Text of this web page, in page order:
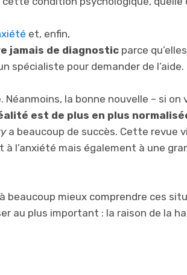
et, enfin,
jamais de diagnostic parce
spécialiste pour demander de l’aide.
la bonne nouvelle – si on
est de plus en plus
a beaucoup de succès. Cette revue
l’anxiété mais également à une
beaucoup mieux comprendre ces
au plus important : la raison de la